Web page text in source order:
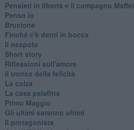
Pensieri in libertà e il compagno Maffei
Penso io
Brucione
Finché c'è denti in bocca
Il nespolo
Short story
Riflessioni sull'amore
Il tronco della felicità
La colza
La casa palafitta
Primo Maggio
Gli ultimi saranno ultimi
Il protagonista